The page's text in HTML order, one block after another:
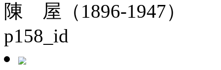
陳 屋（1896-1947）
p158_id